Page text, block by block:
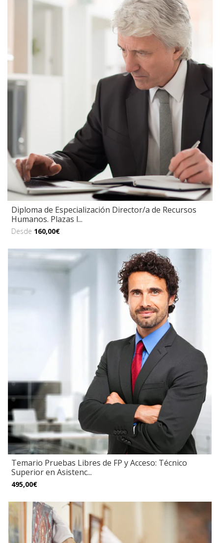
Diploma de Especialización Director/a de Recursos
Humanos. Plazas l...
Desde 160,00€
Temario Pruebas Libres de FP y Acceso: Técnico
Superior en Asistenc...
495,00€